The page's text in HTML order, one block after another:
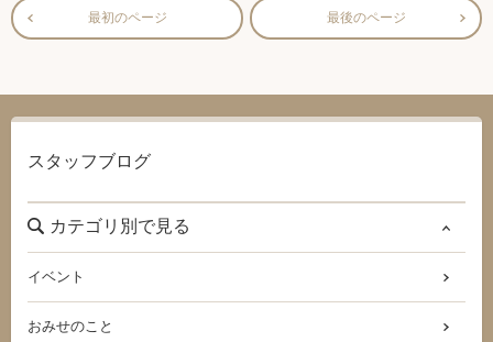
最初のページ 最後のページ
スタッフブログ
カテゴリ別で見る
イベント
おみせのこと